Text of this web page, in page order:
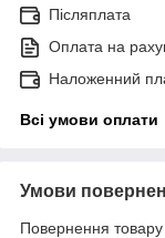
Післяплата
Оплата на
Наложенний
Всі умови оплати
Умови
Повернення